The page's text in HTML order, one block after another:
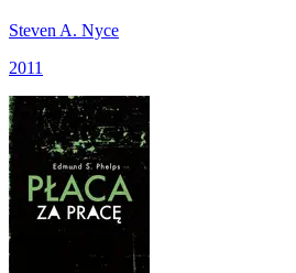
Steven A. Nyce
2011